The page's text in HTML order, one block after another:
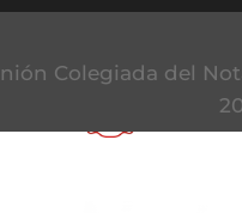
Colegiada del